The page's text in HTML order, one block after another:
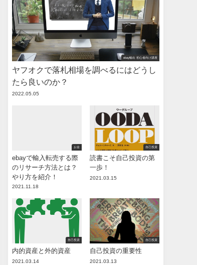
ebay輸出 初心者向け講座
ヤフオクで落札相場を調べるにはどうし
たら良いのか？
2022.05.05
お金
ebayで輸入転売する際
のリサーチ方法とは？
やり方を紹介！
2021.11.18
自己投資
読書こそ自己投資の第
一歩！
2021.03.15
自己投資
内的資産と外的資産
2021.03.14
自己投資
自己投資の重要性
2021.03.13